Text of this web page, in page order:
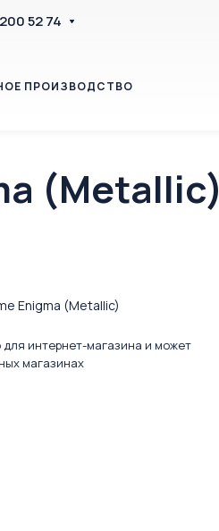
52 74
ПРОИЗВОДСТВО
(Metallic)
Enigma (Metallic)
интернет-магазина и может
магазинах